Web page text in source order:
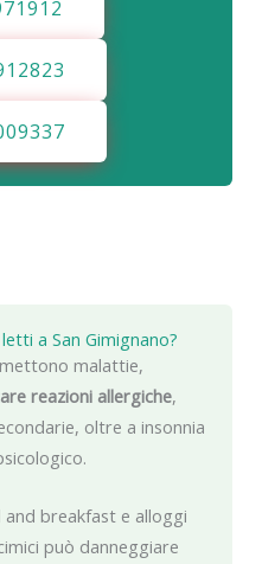
a San Gimignano?
malattie,
reazioni allergiche,
oltre a insonnia
breakfast e alloggi
può danneggiare